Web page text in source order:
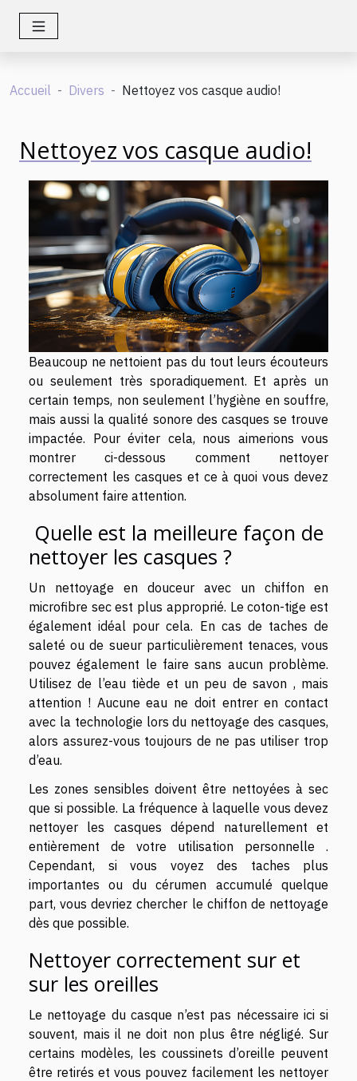
Accueil Divers Nettoyez vos casque audio!
Nettoyez vos casque audio!
Beaucoup ne nettoient pas du tout leurs écouteurs
ou seulement très sporadiquement. Et après un
certain temps, non seulement l’hygiène en souffre,
mais aussi la qualité sonore des casques se trouve
impactée. Pour éviter cela, nous aimerions vous
montrer ci-dessous comment nettoyer
correctement les casques et ce à quoi vous devez
absolument faire attention.
Quelle est la meilleure façon de
nettoyer les casques ?
Un nettoyage en douceur avec un chiffon en
microfibre sec est plus approprié. Le coton-tige est
également idéal pour cela. En cas de taches de
saleté ou de sueur particulièrement tenaces, vous
pouvez également le faire sans aucun problème.
Utilisez de l’eau tiède et un peu de savon , mais
attention ! Aucune eau ne doit entrer en contact
avec la technologie lors du nettoyagedes casques,
alors assurez-vous toujours de ne pas utiliser trop
d’eau.
Les zones sensibles doivent être nettoyées à sec
que si possible. La fréquence à laquelle vous devez
nettoyer les casques dépend naturellement et
entièrement de votre utilisation personnelle .
Cependant, si vous voyez des taches plus
importantes ou du cérumen accumulé quelque
part, vous devriez chercher le chiffon de nettoyage
dès que possible.
Nettoyer correctement sur et
sur les oreilles
Le nettoyage du casque n’est pas nécessaire ici si
souvent, mais il ne doit non plus être négligé. Sur
certains modèles, les coussinets d’oreille peuvent
être retirés et vous pouvez facilement les nettoyer